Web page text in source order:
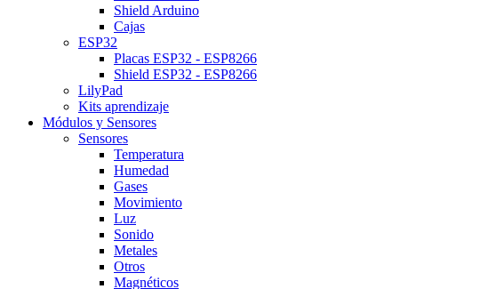
Shield Arduino
Cajas
ESP32
Placas ESP32 - ESP8266
Shield ESP32 - ESP8266
LilyPad
Kits aprendizaje
Módulos y Sensores
Sensores
Temperatura
Humedad
Gases
Movimiento
Luz
Sonido
Metales
Otros
Magnéticos